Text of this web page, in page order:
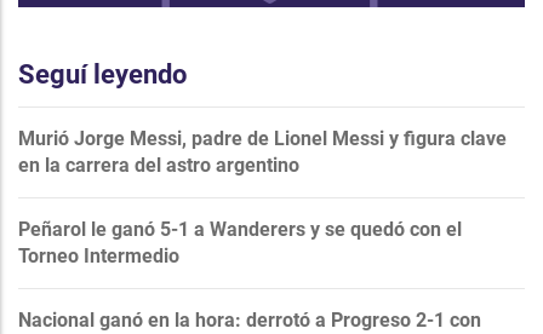
Seguí leyendo
Murió Jorge Messi, padre de Lionel Messi y figura clave
en la carrera del astro argentino
Peñarol le ganó 5-1 a Wanderers y se quedó con el
Torneo Intermedio
Nacional ganó en la hora: derrotó a Progreso 2-1 con